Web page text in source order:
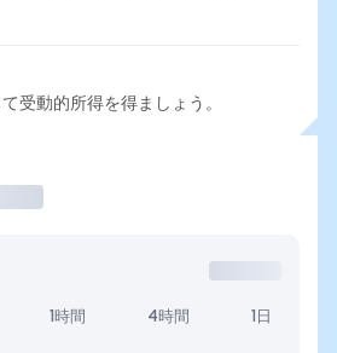
受動的所得を得ましょう。
1時間 4時間 1日